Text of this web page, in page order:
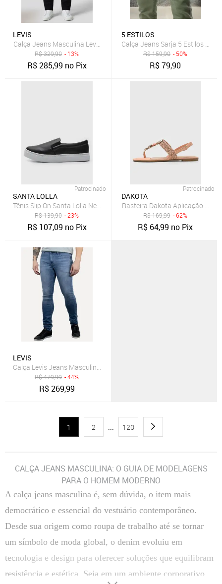
LEVIS
Calça Jeans Masculina Levis 511 Slim Preta
R$329,90 - 13%
R$285,99 no Pix
5 ESTILOS
Calça Jeans Sarja 5 Estilos
R$159,90 - 50%
R$79,90
Patrocinado
SANTA LOLLA
Tênis Slip On Santa Lolla New Preto
R$139,90 - 23%
R$ 107,09 no Pix
Patrocinado
DAKOTA
Rasteira Dakota Aplicação Coral
R$169,99 - 62%
R$ 64,99 no Pix
LEVIS
Calça Levis Jeans Masculina 510 Skinny Washed Azul Médio
R$479,99 - 44%
R$269,99
1 2 ... 120
CALÇA JEANS MASCULINA: O GUIA DE MODELAGENS
PARA O HOMEM MODERNO
A calça jeans masculina é, sem dúvida, o item mais
democrático e essencial do vestuário contemporâneo.
Desde sua origem como roupa de trabalho até se tornar
um símbolo de moda global, o denim evoluiu em
tecnologia e design para oferecer soluções que equilibram
resistência e estética. Seja em um ambiente corporativo